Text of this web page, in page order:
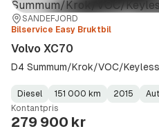
Sted:
SANDEFJORD
Forhandler:
Bilservice Easy Bruktbil
Volvo XC70
D4 Summum/Krok/VOC/
Fuel
Type:
Diesel
Kilometerstand:
151 000 km
Model
Year:
2015
Gearbox
Type:
Kontantpris
279 900 kr